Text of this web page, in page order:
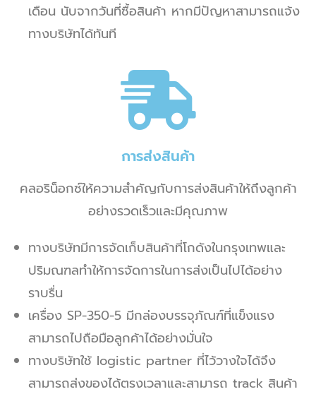
เดือน นับจากวันที่ซื้อสินค้า หากมีปัญหาสามารถแจ้ง
ทางบริษัทได้ทันที
การส่งสินค้า
คลอริน็อกซ์ให้ความสำคัญกับการส่งสินค้าให้ถึงลูกค้า
อย่างรวดเร็วและมีคุณภาพ
ทางบริษัทมีการจัดเก็บสินค้าที่โกดังในกรุงเทพและ
ปริมณฑลทำให้การจัดการในการส่งเป็นไปได้อย่าง
ราบรื่น
เครื่อง SP-350-5 มีกล่องบรรจุภัณฑ์ที่แข็งแรง
สามารถไปถือมือลูกค้าได้อย่างมั่นใจ
ทางบริษัทใช้ logistic partner ที่ไว้วางใจได้จึง
สามารถส่งของได้ตรงเวลาและสามารถ track สินค้า